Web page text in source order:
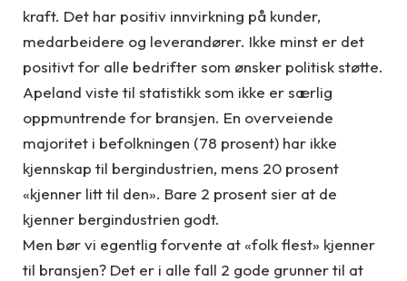
kraft. Det har positiv innvirkning på kunder,
medarbeidere og leverandører. Ikke minst er det
positivt for alle bedrifter som ønsker politisk støtte.
Apeland viste til statistikk som ikke er særlig
oppmuntrende for bransjen. En overveiende
majoritet i befolkningen (78 prosent) har ikke
kjennskap til bergindustrien, mens 20 prosent
«kjenner litt til den». Bare 2 prosent sier at de
kjenner bergindustrien godt.
Men bør vi egentlig forvente at «folk flest» kjenner
til bransjen? Det er i alle fall 2 gode grunner til at